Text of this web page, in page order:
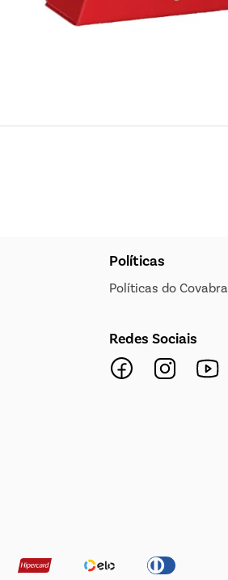
Políticas
Políticas do Covabra
Redes Sociais